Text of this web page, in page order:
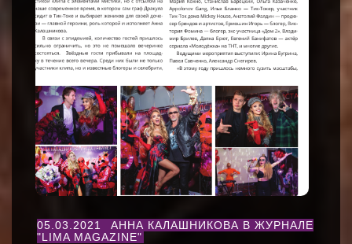
05.03.2021
АННА КАЛАШНИКОВА В ЖУРНАЛЕ
"LIMA MAGAZINE"